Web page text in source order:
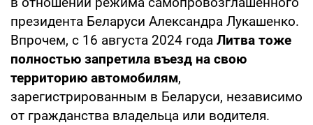
президента Беларуси Александра Лукашенко.
Впрочем, с 16 августа 2024 года Литва тоже
полностью запретила въезд на свою
территорию автомобилям,
зарегистрированным в Беларуси, независимо
от гражданства владельца или водителя.